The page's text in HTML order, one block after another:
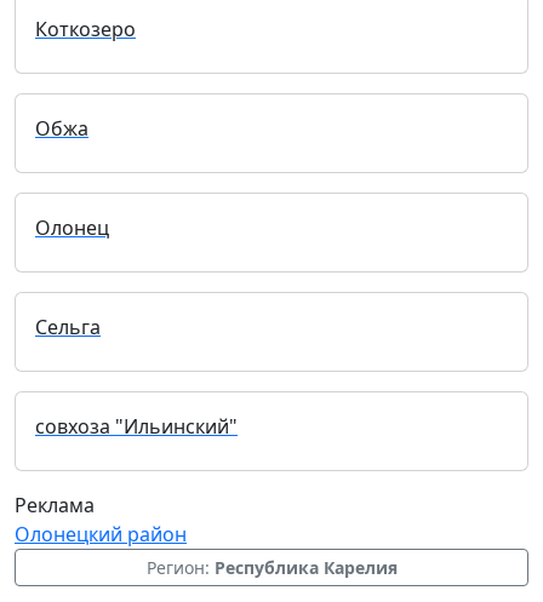
Коткозеро
Обжа
Олонец
Сельга
совхоза "Ильинский"
Реклама
Олонецкий район
Регион: Республика Карелия